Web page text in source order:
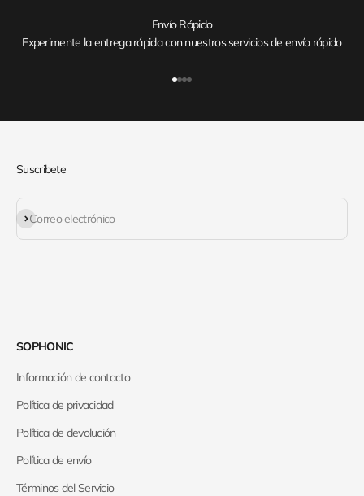
Envío Rápido
Experimente la entrega rápida con nuestros servicios de envío rápido
Suscribete
Correo electrónico
Suscribirse
SOPHONIC
Información de contacto
Política de privacidad
Política de devolución
Política de envío
Términos del Servicio